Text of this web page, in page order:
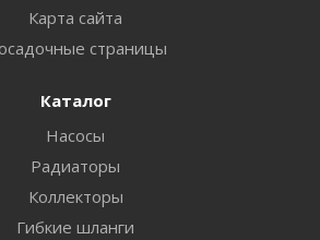
Карта сайта
страницы
Каталог
Насосы
Радиаторы
Коллекторы
Гибкие шланги